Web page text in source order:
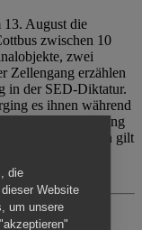
13. August die
zwischen 10
zwei
Zellengang erzählen
in der SED-Diktatur.
es ihnen während
ohne Betreuung
Begleitpersonen gilt
die
Website
um unsere